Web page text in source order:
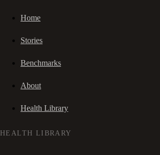
Home
Stories
Benchmarks
About
Health Library
HEALTH LIBRARY